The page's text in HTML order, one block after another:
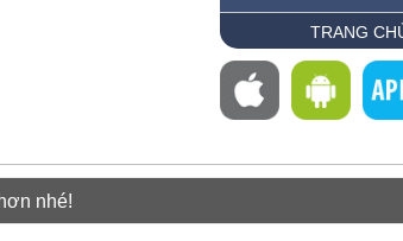
TRANG
nhé!